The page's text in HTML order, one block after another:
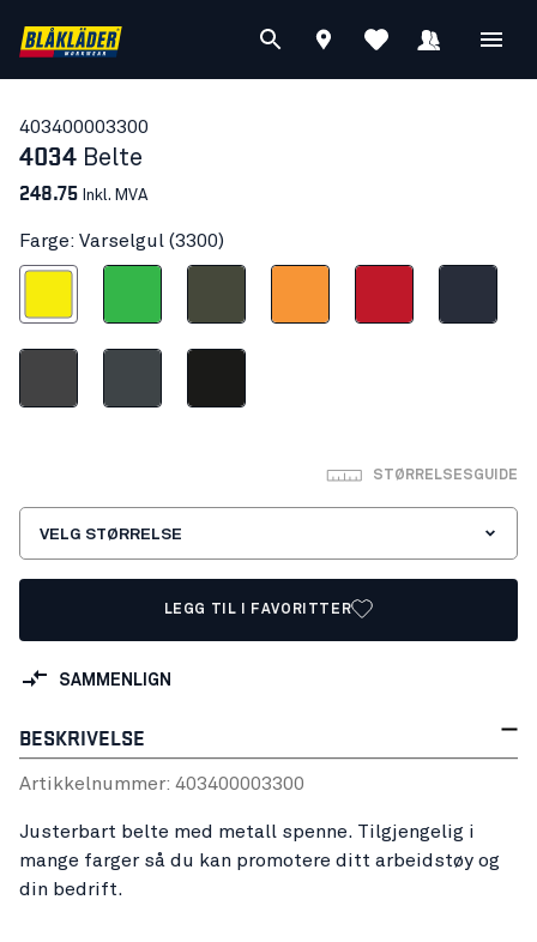
403400003300
4034 Belte
248.75 Inkl. MVA
Farge: Varselgul (3300)
STØRRELSESGUIDE
VELG STØRRELSE
LEGG TIL I FAVORITTER
SAMMENLIGN
BESKRIVELSE
Artikkelnummer: 403400003300
Justerbart belte med metall spenne. Tilgjengelig i
mange farger så du kan promotere ditt arbeidstøy og
din bedrift.